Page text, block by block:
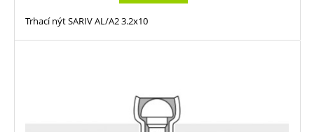
Trhací nýt SARIV AL/A2 3.2x10